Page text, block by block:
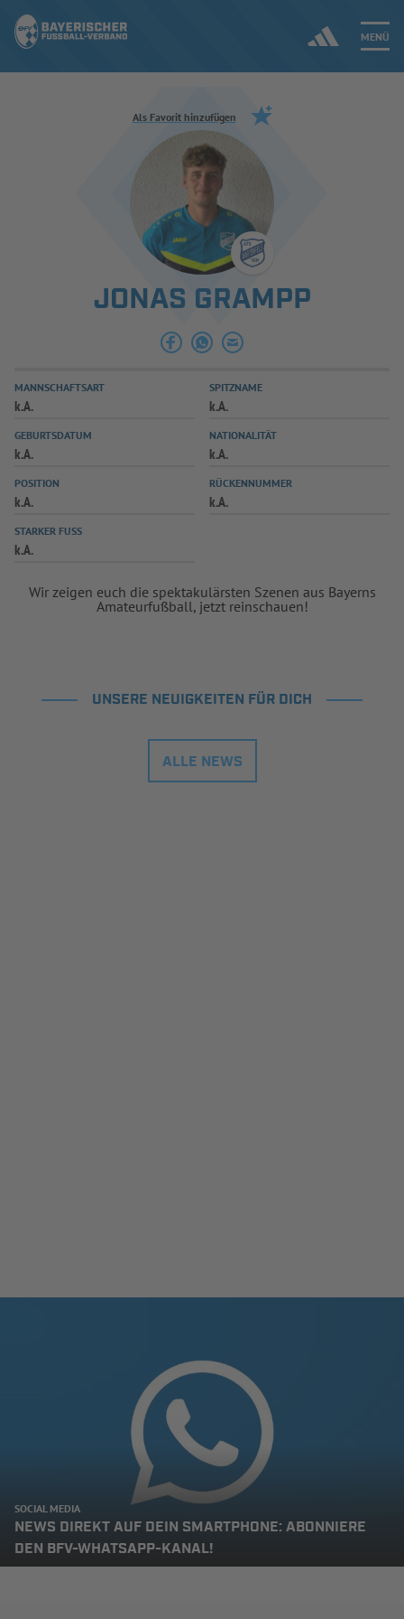
MENÜ
Jetzt einloggen
ERGEBNISSE & WETTBEWERBE
SPIELBETRIEB & VERBANDSLEBEN
AUSBILDUNG & FÖRDERUNG
SPIELPLUS
Als Favorit hinzufügen
JONAS GRAMPP
MANNSCHAFTSART
k.A.
SPITZNAME
k.A.
GEBURTSDATUM
k.A.
NATIONALITÄT
k.A.
POSITION
k.A.
RÜCKENNUMMER
k.A.
STARKER FUSS
k.A.
Wir zeigen euch die spektakulärsten Szenen aus Bayerns
Amateurfußball, jetzt reinschauen!
UNSERE NEUIGKEITEN FÜR DICH
ALLE NEWS
SOCIAL MEDIA
NEWS DIREKT AUF DEIN SMARTPHONE: ABONNIERE
DEN BFV-WHATSAPP-KANAL!